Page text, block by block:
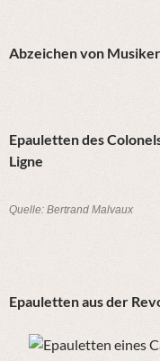
Abzeichen von
Epauletten des
Ligne
Quelle: Bertrand Malvaux
Epauletten aus der